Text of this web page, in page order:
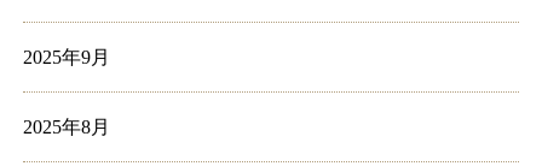
2025年9月
2025年8月